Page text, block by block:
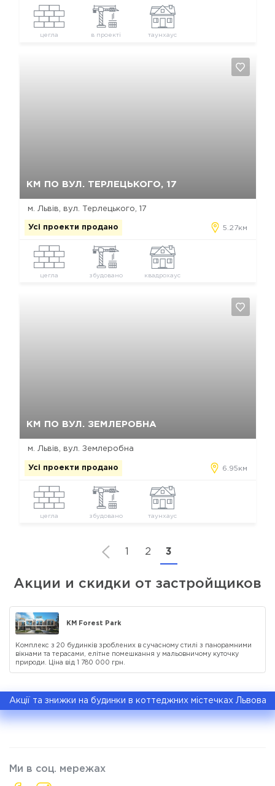
цегла в проекті таунхаус
КМ ПО ВУЛ. ТЕРЛЕЦЬКОГО, 17
м. Львів, вул. Терлецького, 17
Усі проекти продано 5.27км
цегла збудовано квадрохаус
КМ ПО ВУЛ. ЗЕМЛЕРОБНА
м. Львів, вул. Землеробна
Усі проекти продано 6.95км
цегла збудовано таунхаус
1 2 3
Акции и скидки от застройщиков
КМ Forest Park
Комплекс з 20 будинків зроблених в сучасному стилі з панорамними
вікнами та терасами, елітне помешкання у мальовничому куточку
природи. Ціна від 1 780 000 грн.
Акції та знижки на будинки в коттеджних містечках Львова
Ми в соц. мережах